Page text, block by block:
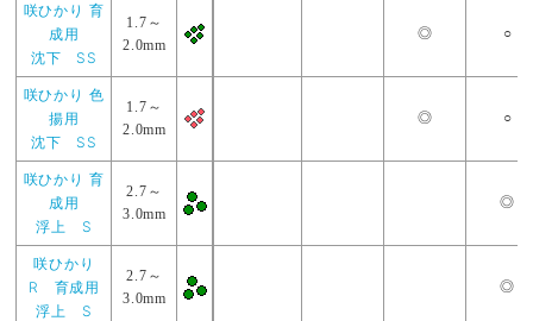
咲ひかり 育
成用
沈下 SS
1.7～
2.0mm
◎ ○
咲ひかり 色
揚用
沈下 SS
1.7～
2.0mm
◎ ○
咲ひかり 育
成用
浮上 S
2.7～
3.0mm
◎
咲ひかり
R 育成用
浮上 S
2.7～
3.0mm
◎